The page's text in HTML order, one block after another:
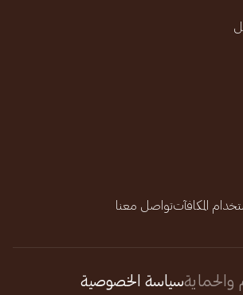
المكافآتتواصل معنا
سياسة الخصوصية